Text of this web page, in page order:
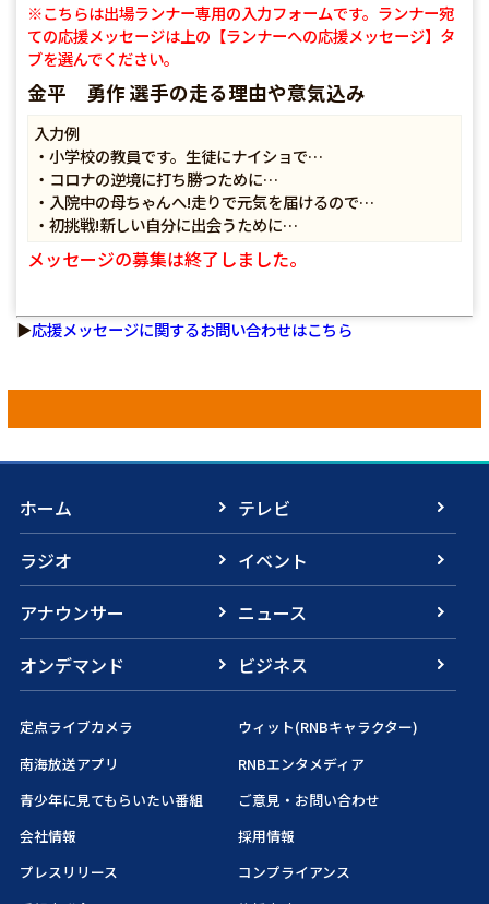
※こちらは出場ランナー専用の入力フォームです。ランナー宛
ての応援メッセージは上の【ランナーへの応援メッセージ】タ
ブを選んでください。
金平 勇作 選手の走る理由や意気込み
入力例
・小学校の教員です。生徒にナイショで…
・コロナの逆境に打ち勝つために…
・入院中の母ちゃんへ!走りで元気を届けるので…
・初挑戦!新しい自分に出会うために…
メッセージの募集は終了しました。
▶応援メッセージに関するお問い合わせはこちら
ホーム
テレビ
ラジオ
イベント
アナウンサー
ニュース
オンデマンド
ビジネス
定点ライブカメラ
ウィット(RNBキャラクター)
南海放送アプリ
RNBエンタメディア
青少年に見てもらいたい番組
ご意見・お問い合わせ
会社情報
採用情報
プレスリリース
コンプライアンス